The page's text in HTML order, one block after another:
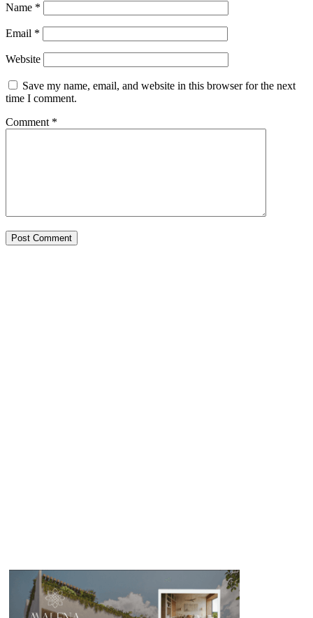
Name *
Email *
Website
Save my name, email, and website in this browser for the next
time I comment.
Comment *